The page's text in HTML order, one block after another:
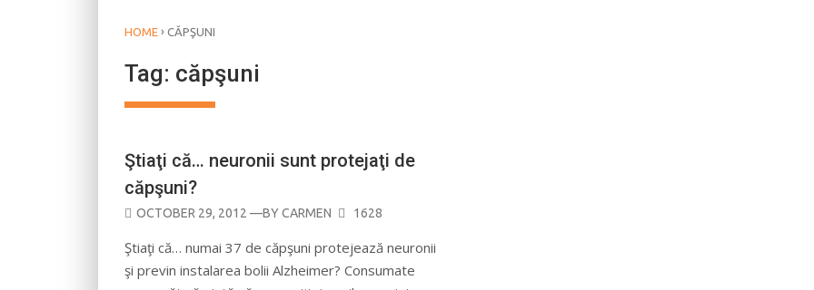
HOME › CĂPŞUNI
Tag: căpşuni
Ştiaţi că… neuronii sunt protejaţi de
căpşuni?
POSTED
OCTOBER 29, 2012 —BYCARMEN 1628
Ştiaţi că… numai 37 de căpşuni protejează neuronii
şi previn instalarea bolii Alzheimer? Consumate